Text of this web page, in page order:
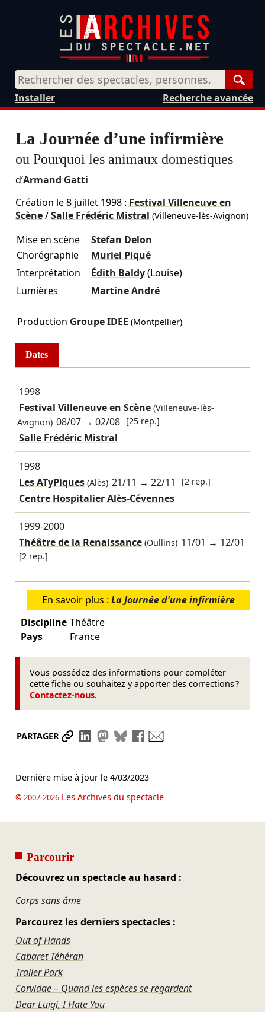
Recherche avancée
Installer
La Journée d’une infirmière
ou Pourquoi les animaux domestiques
d’Armand Gatti
Création le8 juillet 1998: Festival Villeneuve en
Scène/Salle Frédéric Mistral (Villeneuve-lès-Avignon)
Mise en scène
Stefan Delon
Chorégraphie
Muriel Piqué
Interprétation
Édith Baldy (Louise)
Lumières
Martine André
Production Groupe IDEE (Montpellier)
Dates
1998
Festival Villeneuve en Scène(Villeneuve-lès-
Avignon) 08/07 →02/08 [25 rep.]
Salle Frédéric Mistral
1998
Les ATyPiques(Alès) 21/11 →22/11 [2 rep.]
Centre Hospitalier Alès-Cévennes
1999-2000
Théâtre de la Renaissance(Oullins) 11/01 → 12/01
[2 rep.]
En savoir plus : La Journée d'une infirmière
Discipline Théâtre
Pays
France
Vous possédez des informations pour compléter
cette fiche ou souhaitez y apporter des corrections ?
Contactez-nous.
PARTAGER Partager le lien
Partager sur LinkedIn
Partager sur Mastodon
Partager sur Bluesky
Partager sur Facebook
Dernière mise à jour le 4/03/2023
© 2007-2026Les Archives du spectacle
Parcourir
Découvrez un spectacle au hasard :
Corps sans âme
Parcourez les derniers spectacles :
Out of Hands
Cabaret Téhéran
Trailer Park
Corvidae – Quand les espèces se regardent
Dear Luigi, I Hate You